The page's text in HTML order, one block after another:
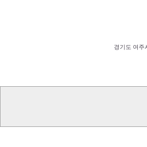
경기도 여주